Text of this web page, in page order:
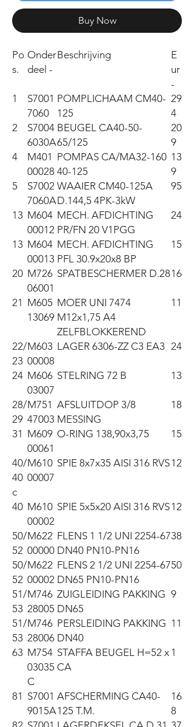
Buy Now
Po
s.
Onder
deel -
Beschrijving
E
ur
-
1
S7001
7060
POMPLICHAAM CM40-
125
29
4
2
S7004
6030A
BEUGEL CA40-50-
65/125
20
9
4
M401
00028
POMPAS CA/MA32-160
40-125
13
9
5
S7002
7060A
WAAIER CM40-125A
D.144,5 4PK-3kW
95
13 M604
00012
MECH. AFDICHTING
PR/FN 20 V1PGG
24
13 M604
00013
MECH. AFDICHTING
PFL 30.9x20x8 BP
15
20 M726
06001
SPATBESCHERMER D.2816
21 M605
13069
MOER UNI 7474
M12x1,75 A4
ZELFBLOKKEREND
11
22/
23
M603
00008
LAGER 6306-ZZ C3 EA3 24
24 M606
03007
STELRING 72 B 13
28/
29
M751
47003
AFSLUITDOP 3/8
MESSING
18
31 M609
00061
O-RING 138,90x3,75 15
40/
40
c
M610
00007
SPIE 8x7x35 AISI 316 RVS12
40 M610
00002
SPIE 5x5x20 AISI 316 RVS12
50/
52
M622
00000
FLENS 1 1/2 UNI 2254-67
DN40 PN10-PN16
38
50/
52
M622
00002
FLENS 2 1/2 UNI 2254-67
DN65 PN10-PN16
50
51/
53
M746
28005
ZUIGLEIDING PAKKING
DN65
9
51/
53
M746
28006
PERSLEIDING PAKKING
DN40
11
63 M754
03035
C
STAFFA BEUGEL H=52 x
CA
1
81 S7001
9015A
AFSCHERMING CA40-
125 T.M.
16
8